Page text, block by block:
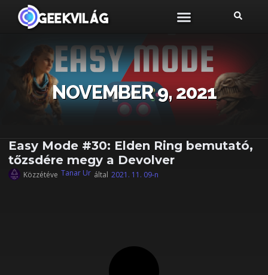
NOVEMBER 9, 2021
Easy Mode #30: Elden Ring bemutató,
tőzsdére megy a Devolver
Közzétéve Tanar Ur által 2021. 11. 09-n